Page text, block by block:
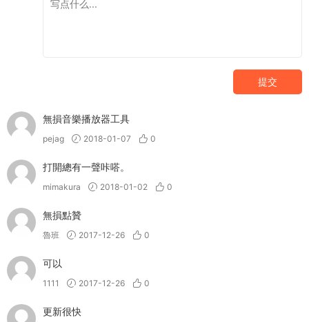
提交
無損音樂播放器工具
pejag 2018-01-07 0
打開總有一聲咔嗒。
mimakura 2018-01-02 0
無損點贊
魯班 2017-12-26 0
可以
1111 2017-12-26 0
更新很快